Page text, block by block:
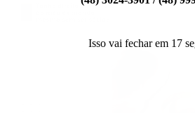
Isso vai fechar em 17